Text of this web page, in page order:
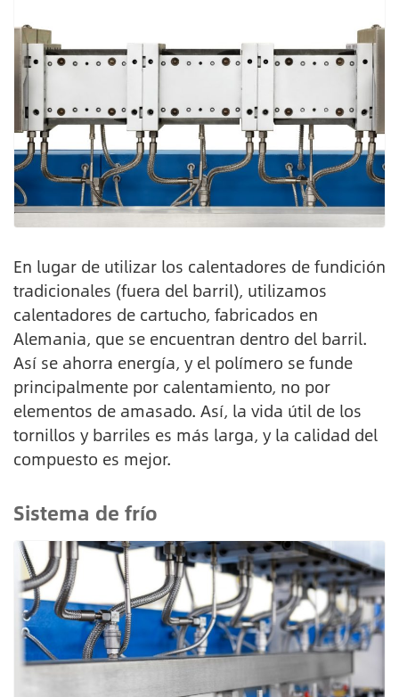
En lugar de utilizar los calentadores de fundición
tradicionales (fuera del barril), utilizamos
calentadores de cartucho, fabricados en
Alemania, que se encuentran dentro del barril.
Así se ahorra energía, y el polímero se funde
principalmente por calentamiento, no por
elementos de amasado. Así, la vida útil de los
tornillos y barriles es más larga, y la calidad del
compuesto es mejor.
Sistema de frío